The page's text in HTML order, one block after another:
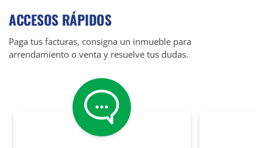
ACCESOS RÁPIDOS
Paga tus facturas, consigna un inmueble para
arrendamiento o venta y resuelve tus dudas.